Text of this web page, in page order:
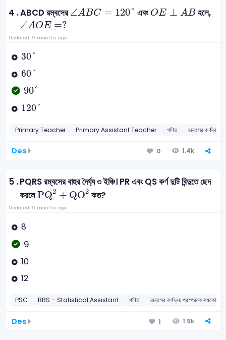
4 .ABCD রম্বসের∠ABC = 120°
∠ A BC=120° এবং OE ⊥ AB
OE⊥ A B হলে,
∠AOE =?
∠AOE=?
Updated: 9 months ago
30°
30°
60°
60°
90°
90°
120°
120°
Primary Teacher Primary Assistant Teacher গণিত রম্বসের কর্ণদ্বয়
Des 0 1.4k
5 .PQRS রম্বসের বাহুর দৈর্ঘ্য ৩ ইঞ্চি। PR এবং QS কর্ণ দুটি বিন্দুতে ছেদ
করলেPQ2 + QO2
PQ2+QO2 কত?
Updated: 9 months ago
8
9
10
12
PSC BBS – Statistical Assistant গণিত রম্বসের কর্ণদ্বয় পরস্পরকে সমকোণে
Des 1 1.9k